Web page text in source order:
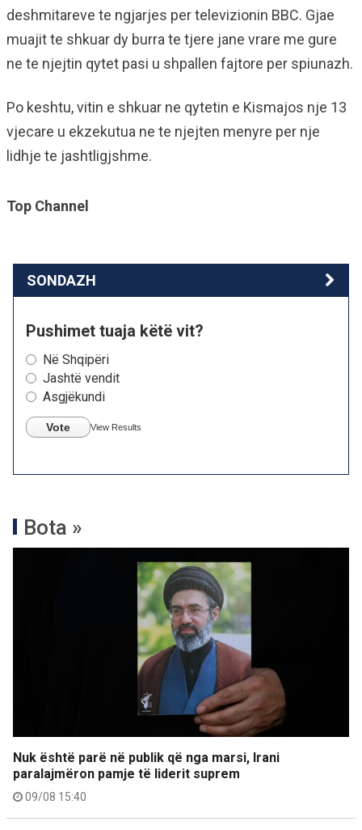
deshmitareve te ngjarjes per televizionin BBC. Gjae
muajit te shkuar dy burra te tjere jane vrare me gure
ne te njejtin qytet pasi u shpallen fajtore per spiunazh.
Po keshtu, vitin e shkuar ne qytetin e Kismajos nje 13
vjecare u ekzekutua ne te njejten menyre per nje
lidhje te jashtligjshme.
Top Channel
SONDAZH
Pushimet tuaja këtë vit?
Në Shqipëri
Jashtë vendit
Asgjëkundi
Vote View Results
Bota »
Nuk është parë në publik që nga marsi, Irani
paralajmëron pamje të liderit suprem
09/08 15:40